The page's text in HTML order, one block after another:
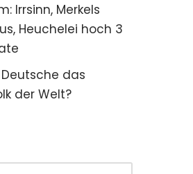
Irrsinn, Merkels
Heuchelei hoch 3
das
der Welt?